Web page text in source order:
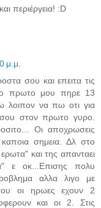
περιέργεια! :D
μ.μ.
σου και επειτα τις
πρωτο μου πηρε 13
λοιπον να πω οτι για
στον πρωτο γυρο.
Οι αποχρωσεις
σημεια. Δλ στο
και της απανταει
ε οκ...Επισης πολυ
αλλα λιγο με
οι ηρωες εχουν 2
και οι 2. Στις